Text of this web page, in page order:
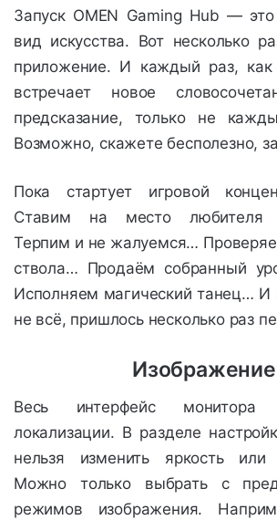
Запуск OMEN Gaming Hub —
вид искусства. Вот несколько
приложение. И каждый раз,
встречает новое
предсказание, только не
Возможно, скажете бесполезно,
Пока стартует игровой
Ставим на место любителя
Терпим и не жалуемся…
ствола… Продаём собранный
Исполняем магический танец… И
не всё, пришлось несколько раз
Изображение
Весь интерфейс монитора
локализации. В разделе
нельзя изменить яркость или
Можно только выбрать с
режимов изображения.